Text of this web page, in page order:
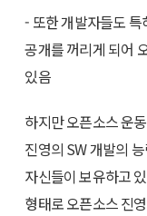
- 또한 개발자들도
공개를 꺼리게 되어
있음
하지만 오픈소스 운
진영의 SW 개발의
자신들이 보유하고
형태로 오픈소스 진